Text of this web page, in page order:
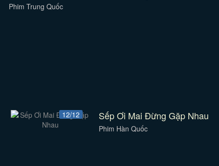
Phim Trung Quốc
12/12 Sếp Ơi Mai Đừng Gặp Nhau
Phim Hàn Quốc